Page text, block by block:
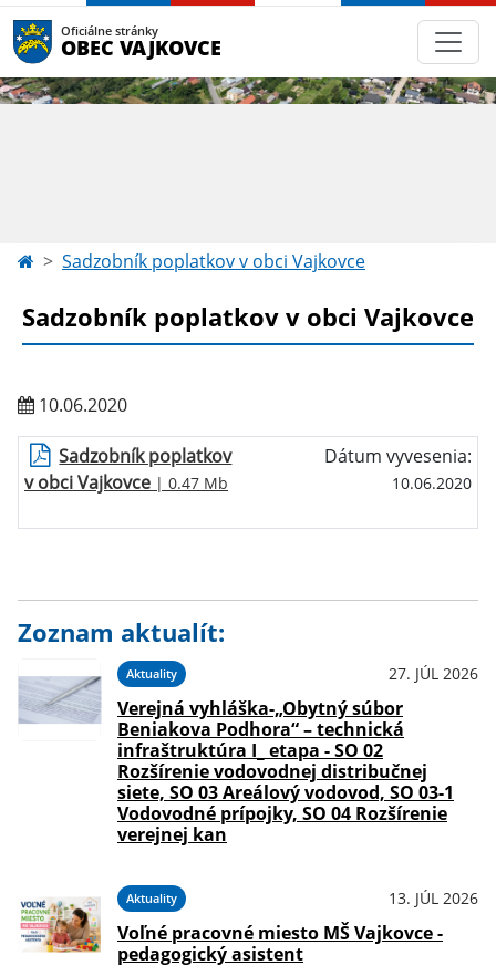
Oficiálne stránky
OBEC VAJKOVCE
Sadzobník poplatkov v obci Vajkovce
Sadzobník poplatkov v obci Vajkovce
10.06.2020
Sadzobník poplatkov
v obci Vajkovce | 0.47 Mb
Dátum vyvesenia:
10.06.2020
Zoznam aktualít:
Aktuality 27. JÚL 2026
Verejná vyhláška-„Obytný súbor
Beniakova Podhora“ – technická
infraštruktúra I_ etapa - SO 02
Rozšírenie vodovodnej distribučnej
siete, SO 03 Areálový vodovod, SO 03-1
Vodovodné prípojky, SO 04 Rozšírenie
verejnej kan
Aktuality 13. JÚL 2026
Voľné pracovné miesto MŠ Vajkovce -
pedagogický asistent